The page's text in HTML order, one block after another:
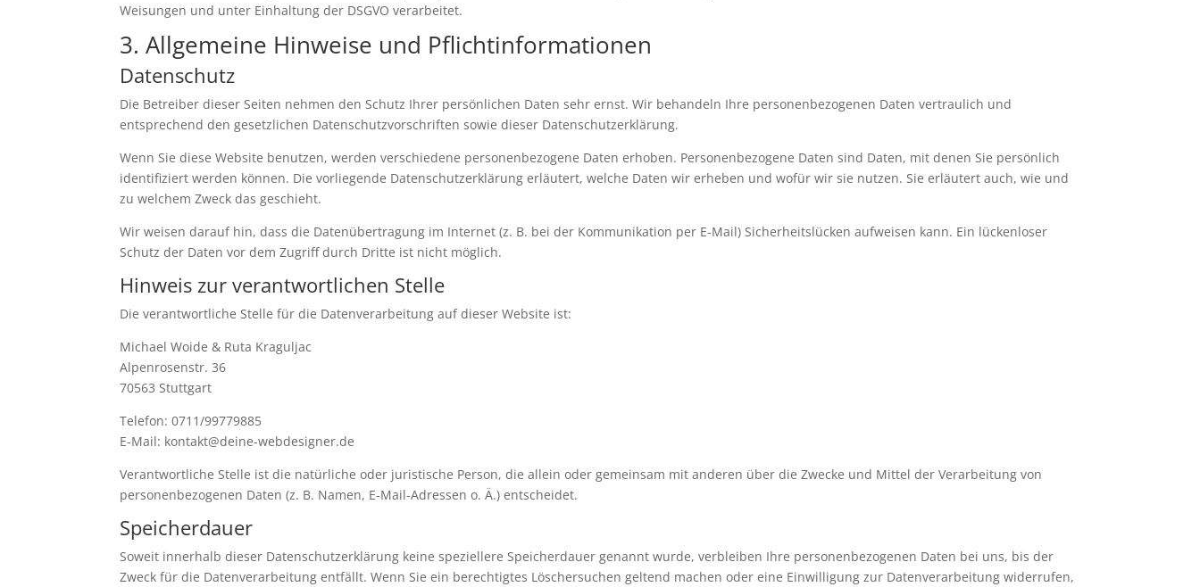
Weisungen und unter Einhaltung der DSGVO verarbeitet.
3. Allgemeine Hinweise und Pflicht­informationen
Datenschutz
Die Betreiber dieser Seiten nehmen den Schutz Ihrer persönlichen Daten sehr ernst. Wir behandeln Ihre personenbezogenen Daten vertraulich und
entsprechend den gesetzlichen Datenschutzvorschriften sowie dieser Datenschutzerklärung.
Wenn Sie diese Website benutzen, werden verschiedene personenbezogene Daten erhoben. Personenbezogene Daten sind Daten, mit denen Sie persönlich
identifiziert werden können. Die vorliegende Datenschutzerklärung erläutert, welche Daten wir erheben und wofür wir sie nutzen. Sie erläutert auch, wie und
zu welchem Zweck das geschieht.
Wir weisen darauf hin, dass die Datenübertragung im Internet (z. B. bei der Kommunikation per E-Mail) Sicherheitslücken aufweisen kann. Ein lückenloser
Schutz der Daten vor dem Zugriff durch Dritte ist nicht möglich.
Hinweis zur verantwortlichen Stelle
Die verantwortliche Stelle für die Datenverarbeitung auf dieser Website ist:
Michael Woide & Ruta Kraguljac
Alpenrosenstr. 36
70563 Stuttgart
Telefon: 0711/99779885
E-Mail: kontakt@deine-webdesigner.de
Verantwortliche Stelle ist die natürliche oder juristische Person, die allein oder gemeinsam mit anderen über die Zwecke und Mittel der Verarbeitung von
personenbezogenen Daten (z. B. Namen, E-Mail-Adressen o. Ä.) entscheidet.
Speicherdauer
Soweit innerhalb dieser Datenschutzerklärung keine speziellere Speicherdauer genannt wurde, verbleiben Ihre personenbezogenen Daten bei uns, bis der
Zweck für die Datenverarbeitung entfällt. Wenn Sie ein berechtigtes Löschersuchen geltend machen oder eine Einwilligung zur Datenverarbeitung widerrufen,